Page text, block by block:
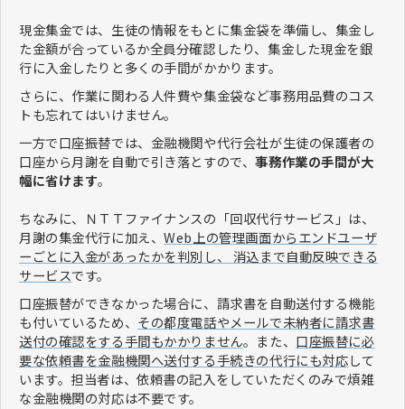
現金集金では、生徒の情報をもとに集金袋を準備し、集金し
た金額が合っているか全員分確認したり、集金した現金を銀
行に入金したりと多くの手間がかかります。
さらに、作業に関わる人件費や集金袋など事務用品費のコス
トも忘れてはいけません。
一方で口座振替では、金融機関や代行会社が生徒の保護者の
口座から月謝を自動で引き落とすので、事務作業の手間が大
幅に省けます。
ちなみに、ＮＴＴファイナンスの「回収代行サービス」は、
月謝の集金代行に加え、Web上の管理画面からエンドユーザ
ーごとに入金があったかを判別し、 消込まで自動反映できる
サービスです。
口座振替ができなかった場合に、請求書を自動送付する機能
も付いているため、 その都度電話やメールで未納者に請求書
送付の確認をする手間もかかりません。また、 口座振替に必
要な依頼書を金融機関へ送付する手続きの代行にも対応して
います。担当者は、依頼書の記入をしていただくのみで煩雑
な金融機関の対応は不要です。